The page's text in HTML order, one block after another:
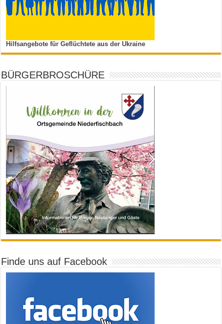
Hilfsangebote für Geflüchtete aus der Ukraine
BÜRGERBROSCHÜRE
Finde uns auf Facebook